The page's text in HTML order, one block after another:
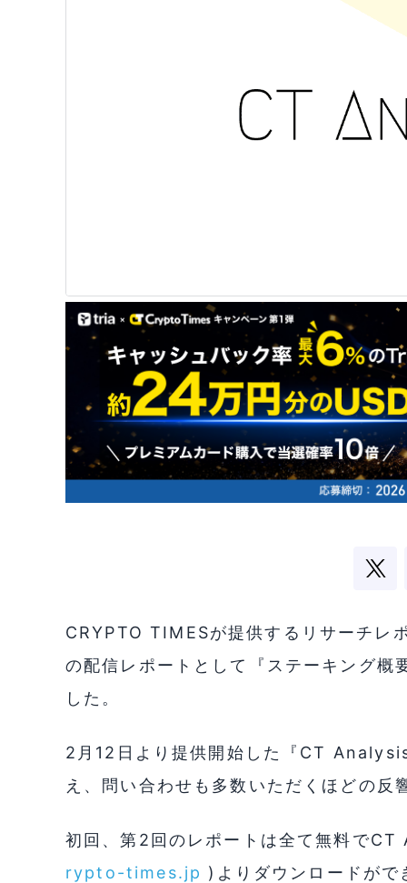
CRYPTO TIMESが提供するリサーチ
の配信レポートとして『ステーキング
した。
2月12日より提供開始した『CT
え、問い合わせも多数いただくほどの反
初回、第2回のレポートは全て無料で
rypto-times.jp )よりダウンロードがで